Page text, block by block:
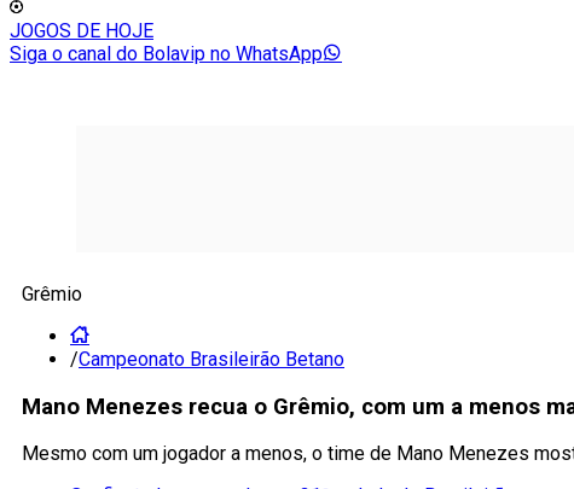
JOGOS DE HOJE
Siga o canal do Bolavip no WhatsApp
Grêmio
/Campeonato Brasileirão Betano
Mano Menezes recua o Grêmio, com um a menos
Mesmo com um jogador a menos, o time de Mano Menezes